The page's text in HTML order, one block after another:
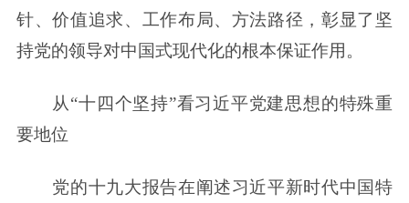
针、价值追求、工作布局、方法路径，彰显了坚
持党的领导对中国式现代化的根本保证作用。
从“十四个坚持”看习近平党建思想的特殊重
要地位
党的十九大报告在阐述习近平新时代中国特